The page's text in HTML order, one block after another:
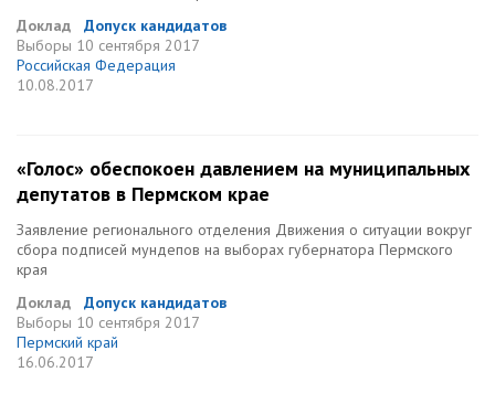
Доклад
Допуск кандидатов
Выборы 10 сентября 2017
Российская Федерация
10.08.2017
«Голос» обеспокоен давлением на муниципальных
депутатов в Пермском крае
Заявление регионального отделения Движения о ситуации вокруг
сбора подписей мундепов на выборах губернатора Пермского
края
Доклад
Допуск кандидатов
Выборы 10 сентября 2017
Пермский край
16.06.2017